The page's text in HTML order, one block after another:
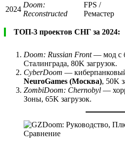
2024
Doom:
Reconstructed
FPS /
Ремастер
ТОП-3 проектов СНГ за 2024:
Doom: Russian Front— мод с
Сталинграда, 80K загрузок.
CyberDoom —
NeuroGames (Москва), 50K
ZombiDoom: Chernobyl —
Зоны, 65K загрузок.